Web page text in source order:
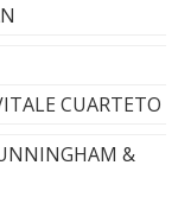
CUARTETO
&